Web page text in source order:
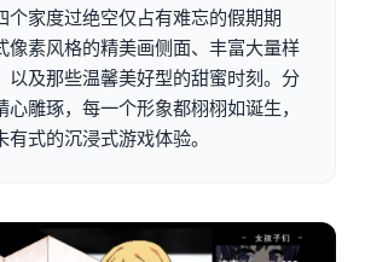
个家度过绝空仅占有难忘的假期期
像素风格的精美画侧面、丰富大量样
以及那些温馨美好型的甜蜜时刻。分
雕琢，每一个形象都栩栩如诞生，
式的沉浸式游戏体验。